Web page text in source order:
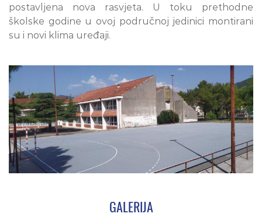
postavljena nova rasvjeta. U toku prethodne
školske godine u ovoj područnoj jedinici montirani
su i novi klima uređaji.
GALERIJA